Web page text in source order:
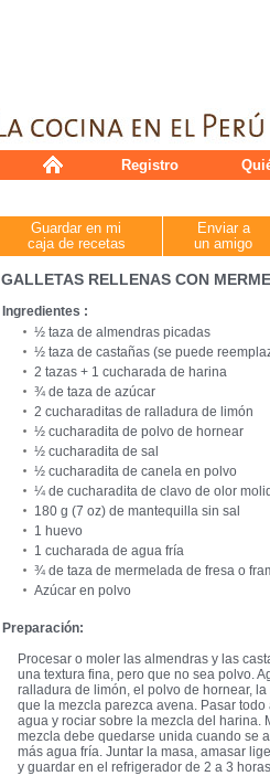
Registro
Guardar en mi
caja de recetas
Enviar a
un amigo
GALLETAS RELLENAS CON
Ingredientes :
½ taza de almendras picadas
½ taza de castañas (se puede
2 tazas + 1 cucharada de harina
¾ de taza de azúcar
2 cucharaditas de ralladura de limón
½ cucharadita de polvo de hornear
½ cucharadita de sal
½ cucharadita de canela en polvo
¼ de cucharadita de clavo de olor
180 g (7 oz) de mantequilla sin sal
1 huevo
1 cucharada de agua fría
¾ de taza de mermelada de fresa o
Azúcar en polvo
Preparación:
Procesar o moler las almendras y las
una textura fina, pero que no sea polvo.
ralladura de limón, el polvo de hornear,
que la mezcla parezca avena. Pasar
agua y rociar sobre la mezcla del harina.
mezcla debe quedarse unida cuando se
más agua fría. Juntar la masa, amasar
y guardar en el refrigerador de 2 a 3